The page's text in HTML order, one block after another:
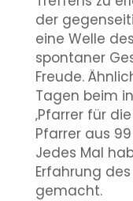
der
eine Welle
spontaner
Freude.
Tagen beim
‚Pfarrer für
Pfarrer aus
Jedes Mal
Erfahrung
gemacht.